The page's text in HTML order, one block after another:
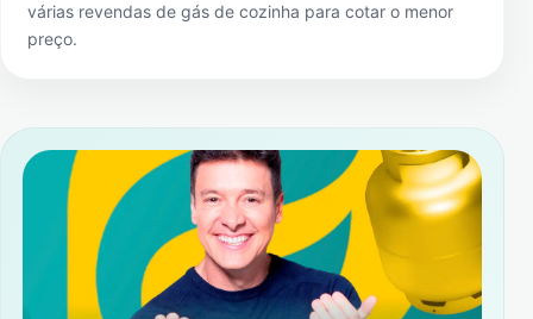
várias revendas de gás de cozinha para cotar o menor
preço.